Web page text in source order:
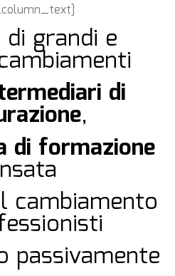
di grandi e
ambiamenti
di
,
di formazione
cambiamento
passivamente